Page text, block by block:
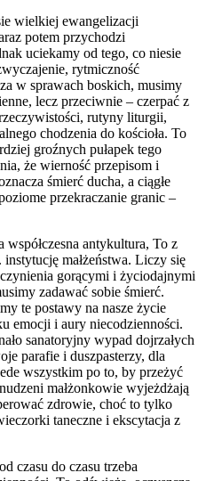
wielkiej ewangelizacji
potem przychodzi
uciekamy od tego, co niesie
rytmiczność
w sprawach boskich, musimy
lecz przeciwnie – czerpać z
rutyny liturgii,
chodzenia do kościoła. To
groźnych pułapek tego
że wierność przepisom i
śmierć ducha, a ciągłe
przekraczanie granic –
współczesna antykultura, To z
instytucję małżeństwa. Liczy się
gorącymi i życiodajnymi
zadawać sobie śmierć.
te postawy na nasze życie
emocji i aury niecodzienności.
sanatoryjny wypad dojrzałych
parafie i duszpasterzy, dla
wszystkim po to, by przeżyć
małżonkowie wyjeżdżają
zdrowie, choć to tylko
taneczne i ekscytacja z
czasu do czasu trzeba